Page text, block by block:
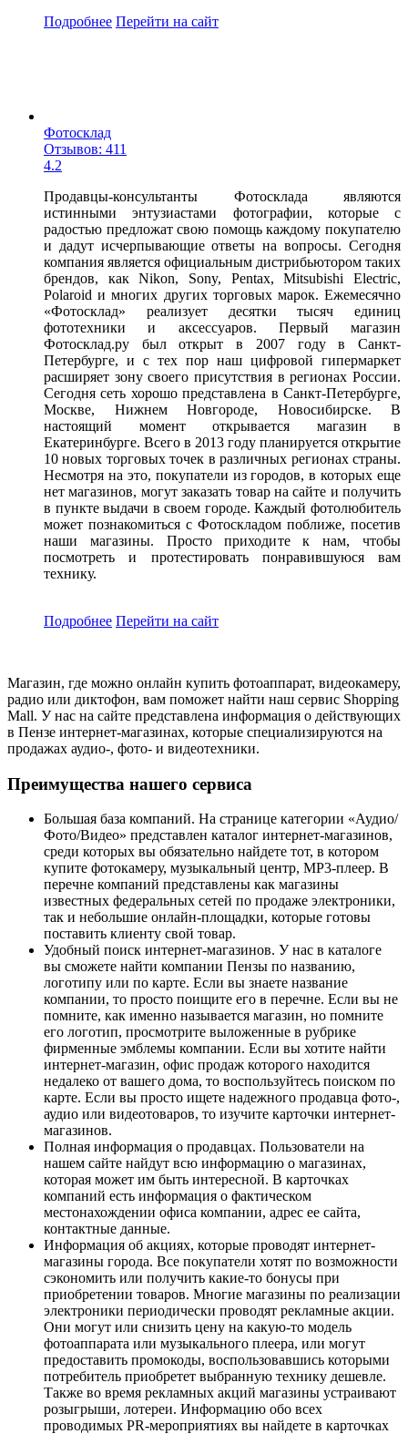
Подробнее Перейти на сайт
Фотосклад
Отзывов: 411
4.2
Продавцы-консультанты Фотосклада являются
истинными энтузиастами фотографии, которые с
радостью предложат свою помощь каждому покупателю
и дадут исчерпывающие ответы на вопросы. Сегодня
компания является официальным дистрибьютором таких
брендов, как Nikon, Sony, Pentax, Mitsubishi Electric,
Polaroid и многих других торговых марок. Ежемесячно
«Фотосклад» реализует десятки тысяч единиц
фототехники и аксессуаров. Первый магазин
Фотосклад.ру был открыт в 2007 году в Санкт-
Петербурге, и с тех пор наш цифровой гипермаркет
расширяет зону своего присутствия в регионах России.
Сегодня сеть хорошо представлена в Санкт-Петербурге,
Москве, Нижнем Новгороде, Новосибирске. В
настоящий момент открывается магазин в
Екатеринбурге. Всего в 2013 году планируется открытие
10 новых торговых точек в различных регионах страны.
Несмотря на это, покупатели из городов, в которых еще
нет магазинов, могут заказать товар на сайте и получить
в пункте выдачи в своем городе. Каждый фотолюбитель
может познакомиться с Фотоскладом поближе, посетив
наши магазины. Просто приходите к нам, чтобы
посмотреть и протестировать понравившуюся вам
технику.
Подробнее Перейти на сайт
Магазин, где можно онлайн купить фотоаппарат, видеокамеру,
радио или диктофон, вам поможет найти наш сервис Shopping
Mall. У нас на сайте представлена информация о действующих
в Пензе интернет-магазинах, которые специализируются на
продажах аудио-, фото- и видеотехники.
Преимущества нашего сервиса
Большая база компаний. На странице категории «Аудио/
Фото/Видео» представлен каталог интернет-магазинов,
среди которых вы обязательно найдете тот, в котором
купите фотокамеру, музыкальный центр, MP3-плеер. В
перечне компаний представлены как магазины
известных федеральных сетей по продаже электроники,
так и небольшие онлайн-площадки, которые готовы
поставить клиенту свой товар.
Удобный поиск интернет-магазинов. У нас в каталоге
вы сможете найти компании Пензы по названию,
логотипу или по карте. Если вы знаете название
компании, то просто поищите его в перечне. Если вы не
помните, как именно называется магазин, но помните
его логотип, просмотрите выложенные в рубрике
фирменные эмблемы компании. Если вы хотите найти
интернет-магазин, офис продаж которого находится
недалеко от вашего дома, то воспользуйтесь поиском по
карте. Если вы просто ищете надежного продавца фото-,
аудио или видеотоваров, то изучите карточки интернет-
магазинов.
Полная информация о продавцах. Пользователи на
нашем сайте найдут всю информацию о магазинах,
которая может им быть интересной. В карточках
компаний есть информация о фактическом
местонахождении офиса компании, адрес ее сайта,
контактные данные.
Информация об акциях, которые проводят интернет-
магазины города. Все покупатели хотят по возможности
сэкономить или получить какие-то бонусы при
приобретении товаров. Многие магазины по реализации
электроники периодически проводят рекламные акции.
Они могут или снизить цену на какую-то модель
фотоаппарата или музыкального плеера, или могут
предоставить промокоды, воспользовавшись которыми
потребитель приобретет выбранную технику дешевле.
Также во время рекламных акций магазины устраивают
розыгрыши, лотереи. Информацию обо всех
проводимых PR-мероприятиях вы найдете в карточках